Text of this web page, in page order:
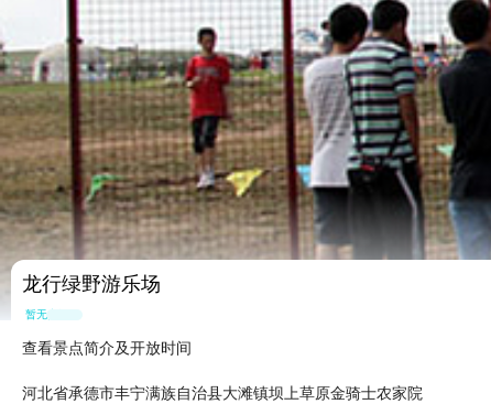
龙行绿野游乐场
暂无点评
查看景点简介及开放时间
河北省承德市丰宁满族自治县大滩镇坝上草原金骑士农家院